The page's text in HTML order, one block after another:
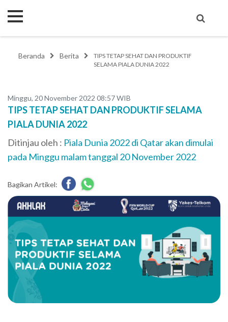
Beranda Berita
TIPS TETAP SEHAT DAN PRODUKTIF
SELAMA PIALA DUNIA 2022
Minggu, 20 November 2022 08:57 WIB
TIPS TETAP SEHAT DAN PRODUKTIF SELAMA
PIALA DUNIA 2022
Ditinjau oleh : Piala Dunia 2022 di Qatar akan dimulai
pada Minggu malam tanggal 20 November 2022
Bagikan Artikel: